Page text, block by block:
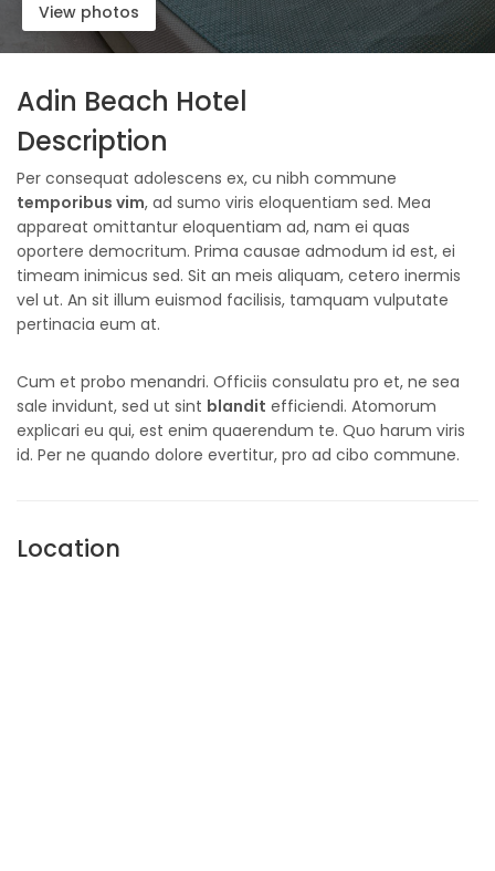
View photos
Adin Beach Hotel
Description
Per consequat adolescens ex, cu nibh commune
temporibus vim, ad sumo viris eloquentiam sed. Mea
appareat omittantur eloquentiam ad, nam ei quas
oportere democritum. Prima causae admodum id est, ei
timeam inimicus sed. Sit an meis aliquam, cetero inermis
vel ut. An sit illum euismod facilisis, tamquam vulputate
pertinacia eum at.
Cum et probo menandri. Officiis consulatu pro et, ne sea
sale invidunt, sed ut sint blandit efficiendi. Atomorum
explicari eu qui, est enim quaerendum te. Quo harum viris
id. Per ne quando dolore evertitur, pro ad cibo commune.
Location